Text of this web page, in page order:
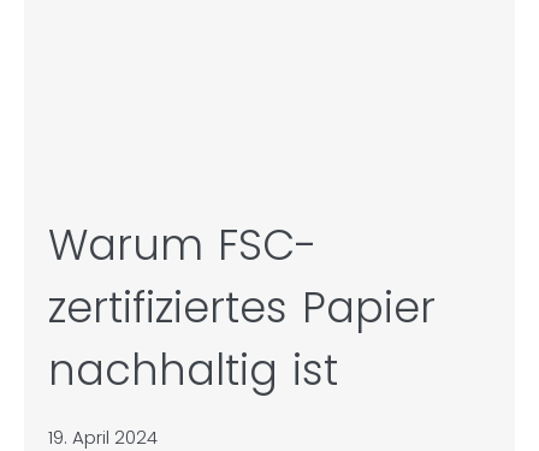
Warum FSC-
zertifiziertes Papier
nachhaltig ist
19. April 2024